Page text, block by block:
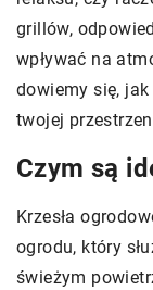
grillów,
wpływać na
dowiemy się,
twojej
Czym są
Krzesła
ogrodu, który
świeżym